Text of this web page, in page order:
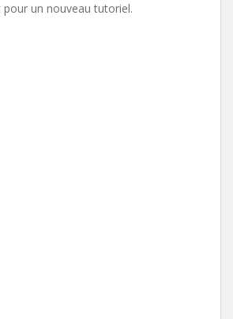
pour un nouveau tutoriel.